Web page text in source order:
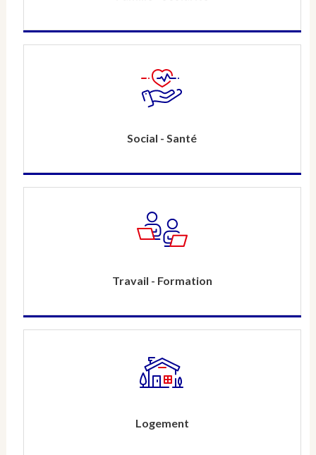
Social - Santé
Travail - Formation
Logement